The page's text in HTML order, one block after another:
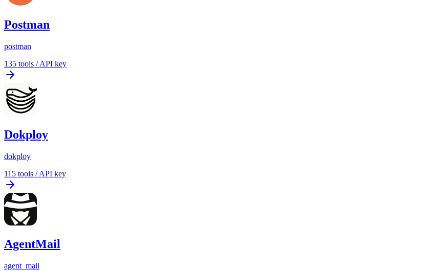
Postman
postman
135 tools / API key
Dokploy
dokploy
115 tools / API key
AgentMail
agent_mail